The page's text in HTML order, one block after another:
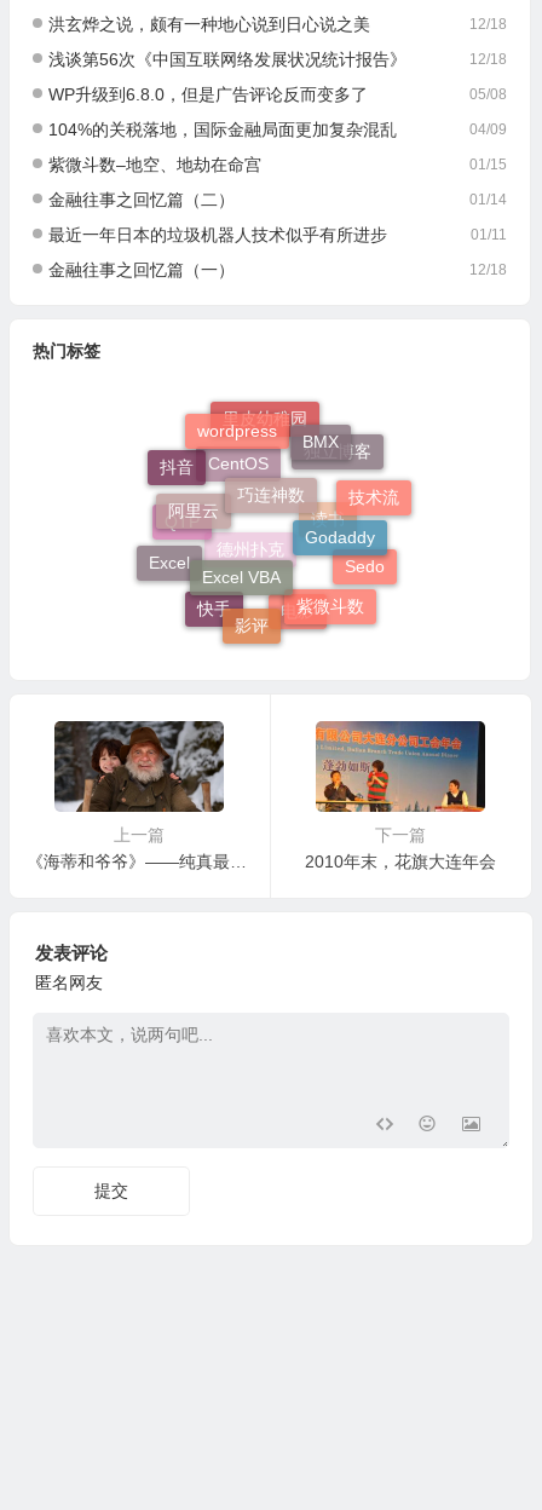
12/18
洪玄烨之说，颇有一种地心说到日心说之美
12/18
浅谈第56次《中国互联网络发展状况统计报告》
05/08
WP升级到6.8.0，但是广告评论反而变多了
04/09
104%的关税落地，国际金融局面更加复杂混乱
01/15
紫微斗数–地空、地劫在命宫
01/14
金融往事之回忆篇（二）
01/11
最近一年日本的垃圾机器人技术似乎有所进步
12/18
金融往事之回忆篇（一）
热门标签
CentOS
里皮幼稚园
独立博客
读书
德州扑克
QTP
抖音
wordpress BMX
技术流
Sedo
电影
快手
Excel
阿里云
巧连神数
Godaddy
紫微斗数
影评
Excel VBA
上一篇
下一篇
2010年末，花旗大连年会
发表评论
匿名网友
提交